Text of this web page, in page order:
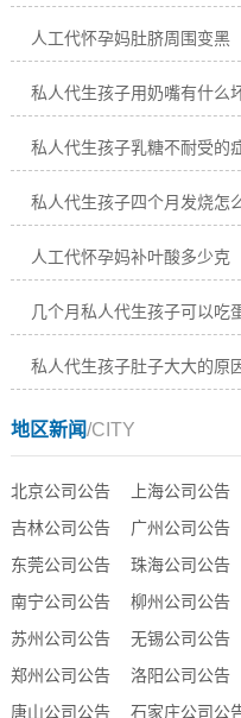
人工代怀孕妈肚脐周围变黑
私人代生孩子用奶嘴有什么
私人代生孩子乳糖不耐受的
私人代生孩子四个月发烧怎
人工代怀孕妈补叶酸多少克
几个月私人代生孩子可以吃
私人代生孩子肚子大大的原
地区新闻/CITY
北京公司公告 上海公司公告
吉林公司公告
广州公司公告
东莞公司公告
珠海公司公告
南宁公司公告
柳州公司公告
苏州公司公告
无锡公司公告
郑州公司公告
洛阳公司公告
唐山公司公告
石家庄公司公